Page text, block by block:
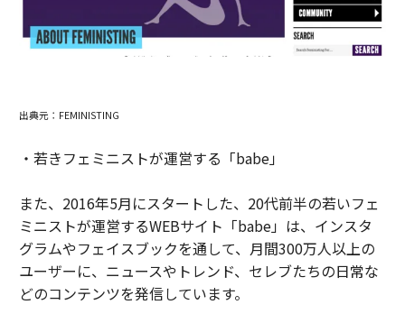
出典元：FEMINISTING
・若きフェミニストが運営する「babe」
また、2016年5月にスタートした、20代前半の若いフェ
ミニストが運営するWEBサイト「babe」は、インスタ
グラムやフェイスブックを通して、月間300万人以上の
ユーザーに、ニュースやトレンド、セレブたちの日常な
どのコンテンツを発信しています。